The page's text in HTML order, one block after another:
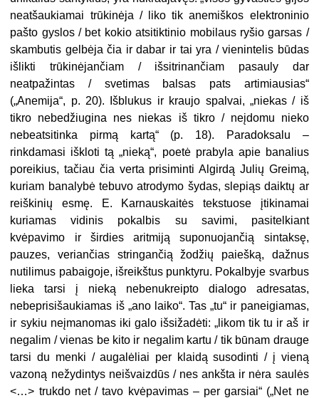
neatšaukiamai trūkinėja / liko tik anemiškos elektroninio
pašto gyslos / bet kokio atsitiktinio mobilaus ryšio garsas /
skambutis gelbėja čia ir dabar ir tai yra / vienintelis būdas
išlikti trūkinėjančiam / išsitrinančiam pasauly dar
neatpažintas / svetimas balsas pats artimiausias“
(„Anemija“, p. 20). Išblukus ir kraujo spalvai, „niekas / iš
tikro nebedžiugina nes niekas iš tikro / neįdomu nieko
nebeatsitinka pirmą kartą“ (p. 18). Paradoksalu –
rinkdamasi iškloti tą „nieką“, poetė prabyla apie banalius
poreikius, tačiau čia verta prisiminti Algirdą Julių Greimą,
kuriam banalybė tebuvo atrodymo šydas, slepiąs daiktų ar
reiškinių esmę. E. Karnauskaitės tekstuose įtikinamai
kuriamas vidinis pokalbis su savimi, pasitelkiant
kvėpavimo ir širdies aritmiją suponuojančią sintaksę,
pauzes, veriančias stringančią žodžių paiešką, dažnus
nutilimus pabaigoje, išreikštus punktyru. Pokalbyje svarbus
lieka tarsi į nieką nebenukreipto dialogo adresatas,
nebeprisišaukiamas iš „ano laiko“. Tas „tu“ ir paneigiamas,
ir sykiu neįmanomas iki galo išsižadėti: „likom tik tu ir aš ir
negalim / vienas be kito ir negalim kartu / tik būnam drauge
tarsi du menki / augalėliai per klaidą susodinti / į vieną
vazoną nežydintys neišvaizdūs / nes ankšta ir nėra saulės
<…> trukdo net / tavo kvėpavimas – per garsiai“ („Net ne